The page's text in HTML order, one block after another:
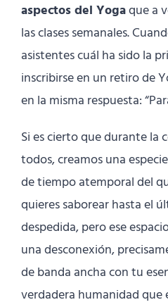
aspectos del Yogaque a
las clases semanales.
asistentes cuál ha sido la
inscribirse en un retiro de
en la misma respuesta:
Si es cierto que durante la
todos, creamos una
de tiempo atemporal del
quieres saborear hasta el
despedida, pero ese
una desconexión,
de banda ancha con tu
verdadera humanidad que